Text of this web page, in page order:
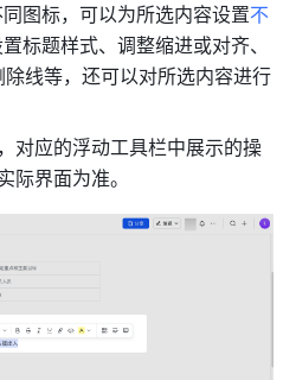
图标，可以为所选内容设置不
标题样式、调整缩进或对齐、
线等，还可以对所选内容进行
对应的浮动工具栏中展示的操
际界面为准。